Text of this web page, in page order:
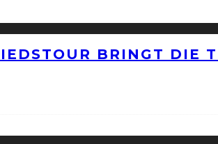
BRINGT DIE